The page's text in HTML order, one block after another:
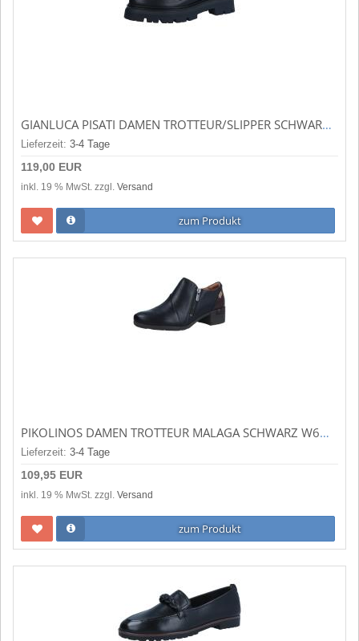
GIANLUCA PISATI DAMEN TROTTEUR/SLIPPER SCHWARZ IVA
Lieferzeit: 3-4 Tage
119,00 EUR
inkl. 19 % MwSt. zzgl. Versand
zum Produkt
PIKOLINOS DAMEN TROTTEUR MALAGA SCHWARZ W6W-5902C1
Lieferzeit: 3-4 Tage
109,95 EUR
inkl. 19 % MwSt. zzgl. Versand
zum Produkt